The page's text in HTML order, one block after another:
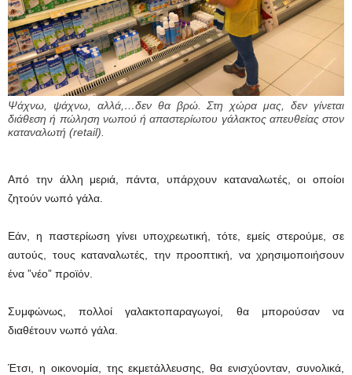
Ψάχνω, ψάχνω, αλλά,…δεν θα βρώ. Στη χώρα μας, δεν γίνεται
διάθεση ή πώληση νωπού ή απαστερίωτου γάλακτος απευθείας στον
καταναλωτή (retail).
Από την άλλη μεριά, πάντα, υπάρχουν καταναλωτές, οι οποίοι
ζητούν νωπό γάλα.
Εάν, η παστερίωση γίνει υποχρεωτική, τότε, εμείς στερούμε, σε
αυτούς, τους καταναλωτές, την προοπτική, να χρησιμοποιήσουν
ένα ”νέο” προϊόν.
Συμφώνως, πολλοί γαλακτοπαραγωγοί, θα μπορούσαν να
διαθέτουν νωπό γάλα.
Έτσι, η οικονομία, της εκμετάλλευσης, θα ενισχύονταν, συνολικά,